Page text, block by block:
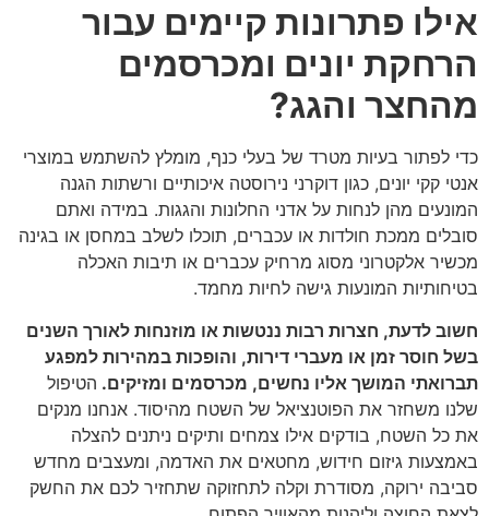
אילו פתרונות קיימים עבור
הרחקת יונים ומכרסמים
מהחצר והגג?
כדי לפתור בעיות מטרד של בעלי כנף, מומלץ להשתמש במוצרי
אנטי קקי יונים, כגון דוקרני נירוסטה איכותיים ורשתות הגנה
המונעים מהן לנחות על אדני החלונות והגגות. במידה ואתם
סובלים ממכת חולדות או עכברים, תוכלו לשלב במחסן או בגינה
מכשיר אלקטרוני מסוג מרחיק עכברים או תיבות האכלה
בטיחותיות המונעות גישה לחיות מחמד.
חשוב לדעת, חצרות רבות ננטשות או מוזנחות לאורך השנים
בשל חוסר זמן או מעברי דירות, והופכות במהירות למפגע
תברואתי המושך אליו נחשים, מכרסמים ומזיקים. הטיפול
שלנו משחזר את הפוטנציאל של השטח מהיסוד. אנחנו מנקים
את כל השטח, בודקים אילו צמחים ותיקים ניתנים להצלה
באמצעות גיזום חידוש, מחטאים את האדמה, ומעצבים מחדש
סביבה ירוקה, מסודרת וקלה לתחזוקה שתחזיר לכם את החשק